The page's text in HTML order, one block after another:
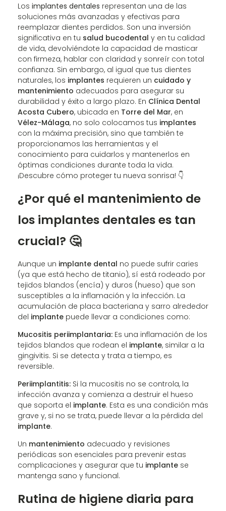
Los implantes dentales representan una de las
soluciones más avanzadas y efectivas para
reemplazar dientes perdidos. Son una inversión
significativa en tu salud bucodental y en tu calidad
de vida, devolviéndote la capacidad de masticar
con firmeza, hablar con claridad y sonreír con total
confianza. Sin embargo, al igual que tus dientes
naturales, los implantes requieren un cuidado y
mantenimiento adecuados para asegurar su
durabilidad y éxito a largo plazo. En Clínica Dental
Acosta Cubero, ubicada en Torre del Mar, en
Vélez-Málaga, no solo colocamos tus implantes
con la máxima precisión, sino que también te
proporcionamos las herramientas y el
conocimiento para cuidarlos y mantenerlos en
óptimas condiciones durante toda la vida.
¡Descubre cómo proteger tu nueva sonrisa! 👇
¿Por qué el mantenimiento de
los implantes dentales es tan
crucial? 🤔
Aunque un implante dental no puede sufrir caries
(ya que está hecho de titanio), sí está rodeado por
tejidos blandos (encía) y duros (hueso) que son
susceptibles a la inflamación y la infección. La
acumulación de placa bacteriana y sarro alrededor
del implante puede llevar a condiciones como:
Mucositis periimplantaria: Es una inflamación de los
tejidos blandos que rodean el implante, similar a la
gingivitis. Si se detecta y trata a tiempo, es
reversible.
Periimplantitis: Si la mucositis no se controla, la
infección avanza y comienza a destruir el hueso
que soporta el implante. Esta es una condición más
grave y, si no se trata, puede llevar a la pérdida del
implante.
Un mantenimiento adecuado y revisiones
periódicas son esenciales para prevenir estas
complicaciones y asegurar que tu implante se
mantenga sano y funcional.
Rutina de higiene diaria para